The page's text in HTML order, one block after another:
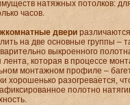
натяжных потолков:
часов.
двери
на две основные группы –
выкроенного
лента, которая в процессе
монтажном профиле –
хорошенько разогревается,
полотно